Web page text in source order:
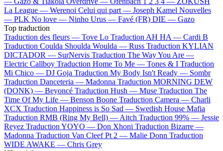
La League — Werenoi Celui qui part — Joseph Kamel Nouvelles
— PLK No love — Ninho Urus — Favé (FR) DIE — Gazo
Top traduction
Traduction des fleurs — Tove Lo Traduction AH HA — Cardi B
Traduction Coulda Shoulda Woulda — Russ Traduction KYLIAN
DICTADOR — SurNervis Traduction The Way You Are —
Electric Callboy Traduction Home To Me — Tones & I Traduction
Mi Chico — DJ Goja Traduction My Body Isn't Ready — Sombr
Traduction Danceteria — Madonna Traduction MORNING DEW
(DONK) — Beyoncé Traduction Hush — Muse Traduction The
Time Of My Life — Benson Boone Traduction Camera — Charli
XCX Traduction Happiness is So Sad — Swedish House Mafia
Traduction RMB (Ring My Bell) — Aitch Traduction 99% — Jessie
Reyez Traduction YOYO — Don Xhoni Traduction Bizarre —
Madonna Traduction Van Cleef Pt 2 — Malie Donn Traduction
WIDE AWAKE — Chris Grey